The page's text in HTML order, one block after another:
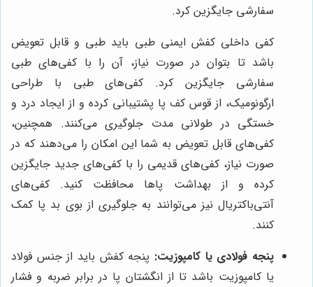
سفارشی جایگزین کرد.
کفی داخلی کفش ایمنی طبی باید طبی و قابل تعویض
باشد تا بتوان در صورت نیاز، آن را با کفی‌های طبی
سفارشی جایگزین کرد. کفی‌های طبی با طراحی
ارگونومیک، از قوس کف پا پشتیبانی کرده و از ایجاد درد و
خستگی در طولانی مدت جلوگیری می‌کنند. همچنین،
کفی‌های قابل تعویض به شما این امکان را می‌دهند که در
صورت نیاز، کفی‌های قدیمی را با کفی‌های جدید جایگزین
کرده و از بهداشت پاها محافظت کنید. کفی‌های
آنتی‌باکتریال نیز می‌توانند به جلوگیری از بوی بد پا کمک
کنند.
پنجه فولادی یا کامپوزیت: پنجه کفش باید از جنس فولاد
یا کامپوزیت باشد تا از انگشتان پا در برابر ضربه و فشار